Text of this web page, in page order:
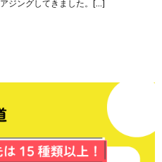
ジングしてきました。[…]